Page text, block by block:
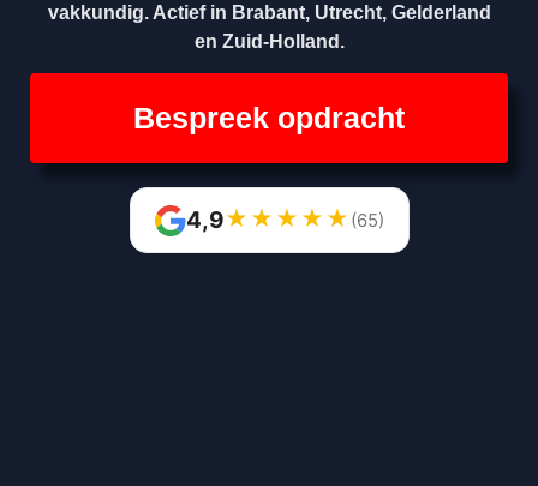
vakkundig. Actief in Brabant, Utrecht, Gelderland
en Zuid-Holland.
Bespreek opdracht
4,9★ ★ ★ ★ ★ (65)